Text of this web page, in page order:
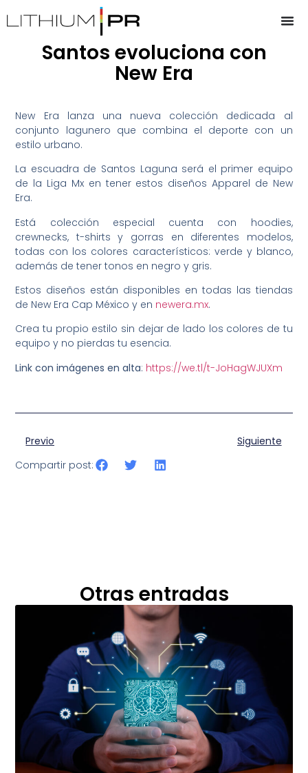
Santos evoluciona con
New Era
New Era lanza una nueva colección dedicada al
conjunto lagunero que combina el deporte con un
estilo urbano.
La escuadra de Santos Laguna será el primer equipo
de la Liga Mx en tener estos diseños Apparel de New
Era.
Está colección especial cuenta con hoodies,
crewnecks, t-shirts y gorras en diferentes modelos,
todas con los colores característicos: verde y blanco,
además de tener tonos en negro y gris.
Estos diseños están disponibles en todas las tiendas
de New Era Cap México y en newera.mx.
Crea tu propio estilo sin dejar de lado los colores de tu
equipo y no pierdas tu esencia.
Link con imágenes en alta: https://we.tl/t-JoHagWJUXm
Previo
Siguiente
Compartir post:
Otras entradas